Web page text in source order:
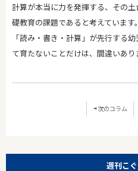
計算が本当に力を発揮する、その
礎教育の課題であると考えています
「読み・書き・計算」が先行する
て育たないことだけは、間違いあり
次のコラム
週刊こ